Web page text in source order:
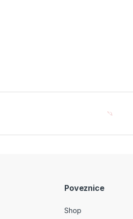
Poveznice
Shop